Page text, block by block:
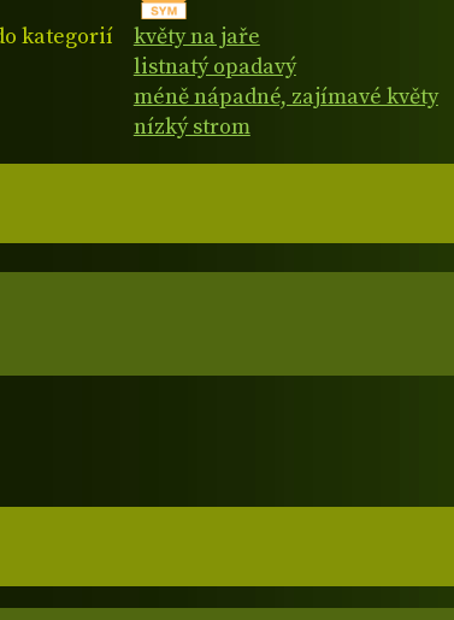
kategorií
květy na jaře
listnatý opadavý
méně nápadné, zajímavé květy
nízký strom